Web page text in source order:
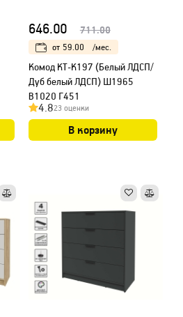
646.00 711.00
от 59.00 /мес.
Kомод КТ-К197 (Белый ЛДСП/
Дуб белый ЛДСП) Ш1965
В1020 Г451
4.823 оценки
В корзину